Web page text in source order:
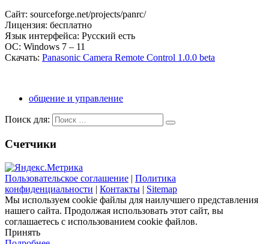
Сайт: sourceforge.net/projects/panrc/
Лицензия: бесплатно
Язык интерфейса: Русский есть
ОС: Windows 7 – 11
Скачать: Panasonic Camera Remote Control 1.0.0 beta
общение и управление
Поиск для:
Счетчики
Пользовательское соглашение | Политика
конфиденциальности | Контакты | Sitemap
Мы используем cookie файлы для наилучшего представления
нашего сайта. Продолжая использовать этот сайт, вы
соглашаетесь с использованием cookie файлов.
Принять